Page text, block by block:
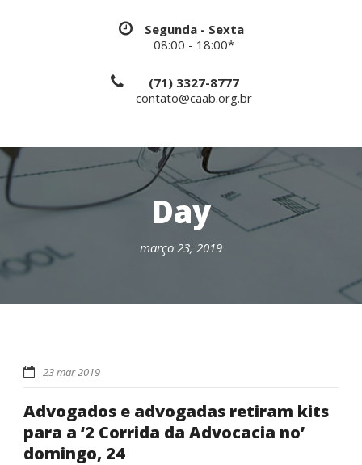
Segunda - Sexta
08:00 - 18:00*
(71) 3327-8777
contato@caab.org.br
Day
março 23, 2019
23 mar 2019
Advogados e advogadas retiram kits
para a ‘2 Corrida da Advocacia no’
domingo, 24